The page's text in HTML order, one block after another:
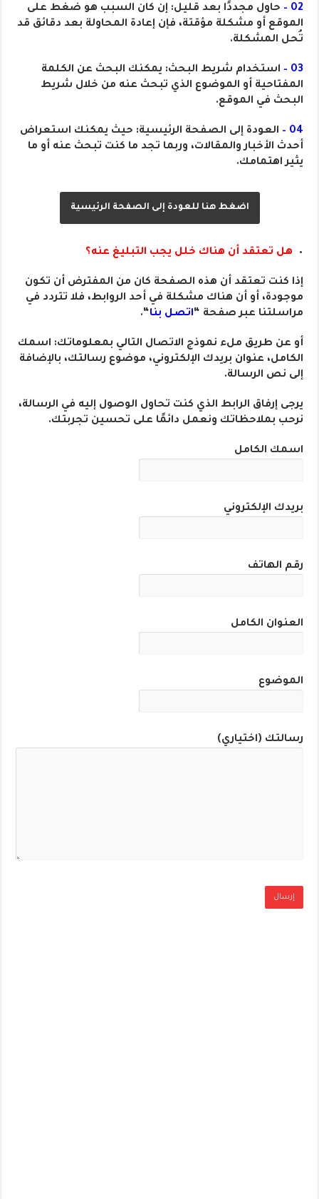
02 –
حاول مجددًا بعد قليل: إن كان السبب هو ضغط على
الموقع أو مشكلة مؤقتة، فإن إعادة المحاولة بعد دقائق قد
تُحل المشكلة.
03 –
استخدام شريط البحث: يمكنك البحث عن الكلمة
المفتاحية أو الموضوع الذي تبحث عنه من خلال شريط
البحث في الموقع.
04 –
العودة إلى الصفحة الرئيسية: حيث يمكنك استعراض
أحدث الأخبار والمقالات، وربما تجد ما كنت تبحث عنه أو ما
يثير اهتمامك.
اضغط هنا للعودة إلى الصفحة الرئيسية
هل تعتقد أن هناك خلل يجب التبليغ عنه؟
إذا كنت تعتقد أن هذه الصفحة كان من المفترض أن تكون
موجودة، أو أن هناك مشكلة في أحد الروابط، فلا تتردد في
مراسلتنا عبر صفحة “اتصل بنا“.
أو عن طريق ملء نموذج الاتصال التالي بمعلوماتك: اسمك
الكامل، عنوان بريدك الإلكتروني، موضوع رسالتك، بالإضافة
إلى نص الرسالة.
يرجى إرفاق الرابط الذي كنت تحاول الوصول إليه في الرسالة،
نرحب بملاحظاتك ونعمل دائمًا على تحسين تجربتك.
اسمك الكامل
بريدك الإلكتروني
رقم الهاتف
العنوان الكامل
الموضوع
رسالتك (اختياري)